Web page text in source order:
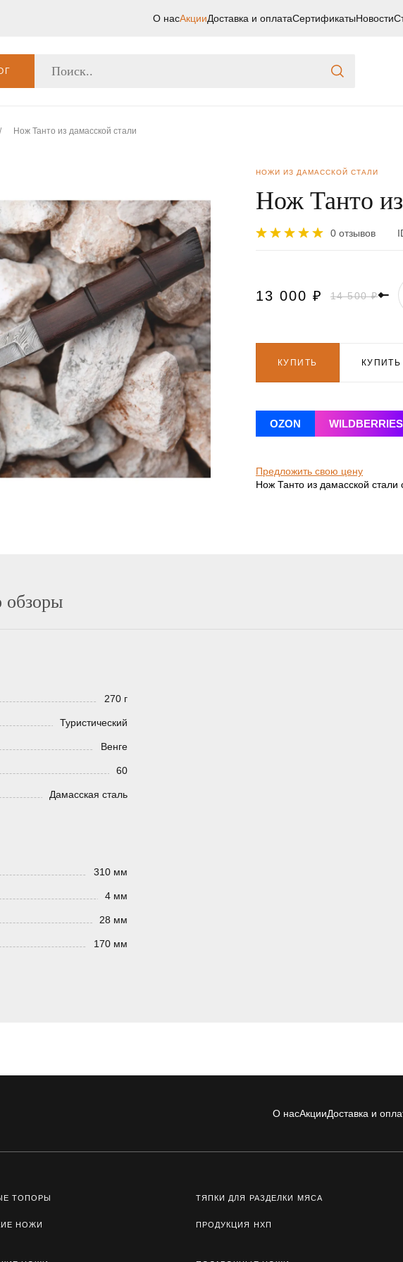
О насАкцииДоставка и оплатаСертификатыНовости
/ Нож Танто из дамасской стали
НОЖИ ИЗ ДАМАССКОЙ СТАЛИ
Нож Танто
0 отзывов
13 000 ₽ 14 500 ₽
КУПИТЬ КУПИТЬ
OZON WILDBERRIES
Предложить свою цену
Нож Танто из дамасской стали
обзоры
270 г
Туристический
Венге
60
Дамасская сталь
310 мм
4 мм
28 мм
170 мм
О насАкцииДоставка и
ТОПОРЫ ТЯПКИ ДЛЯ РАЗДЕЛКИ МЯСА
НОЖИ ПРОДУКЦИЯ НХП